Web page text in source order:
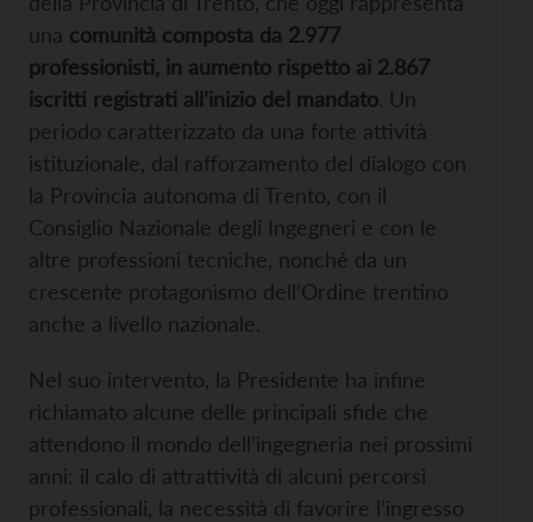
una comunità composta da 2.977
professionisti, in aumento rispetto ai 2.867
iscritti registrati all’inizio del mandato. Un
periodo caratterizzato da una forte attività
istituzionale, dal rafforzamento del dialogo con
la Provincia autonoma di Trento, con il
Consiglio Nazionale degli Ingegneri e con le
altre professioni tecniche, nonché da un
crescente protagonismo dell’Ordine trentino
anche a livello nazionale.
Nel suo intervento, la Presidente ha infine
richiamato alcune delle principali sfide che
attendono il mondo dell’ingegneria nei prossimi
anni: il calo di attrattività di alcuni percorsi
professionali, la necessità di favorire l’ingresso